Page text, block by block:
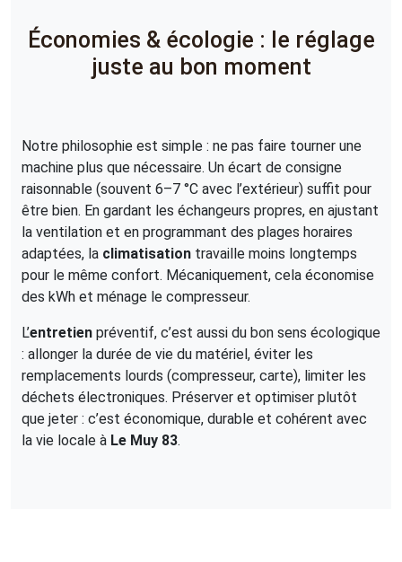
Économies & écologie : le réglage
juste au bon moment
Notre philosophie est simple : ne pas faire tourner une
machine plus que nécessaire. Un écart de consigne
raisonnable (souvent 6–7 °C avec l’extérieur) suffit pour
être bien. En gardant les échangeurs propres, en ajustant
la ventilation et en programmant des plages horaires
adaptées, la climatisation travaille moins longtemps
pour le même confort. Mécaniquement, cela économise
des kWh et ménage le compresseur.
L’entretien préventif, c’est aussi du bon sens écologique
: allonger la durée de vie du matériel, éviter les
remplacements lourds (compresseur, carte), limiter les
déchets électroniques. Préserver et optimiser plutôt
que jeter : c’est économique, durable et cohérent avec
la vie locale à Le Muy 83.